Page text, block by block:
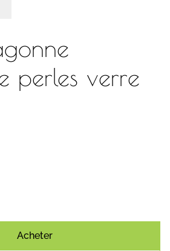
perles verre
Acheter